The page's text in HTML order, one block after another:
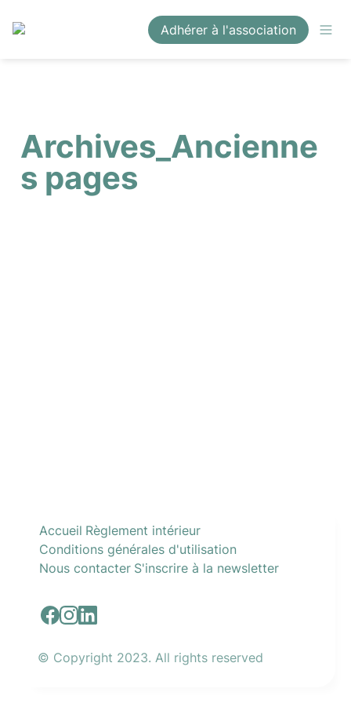
Adhérer à l'association
Archives_Ancienne
s pages
Accueil Règlement intérieur
Conditions générales d'utilisation
Nous contacter S'inscrire à la newsletter
© Copyright 2023. All rights reserved